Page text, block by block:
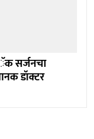
सर्जनचा
डॉक्टर